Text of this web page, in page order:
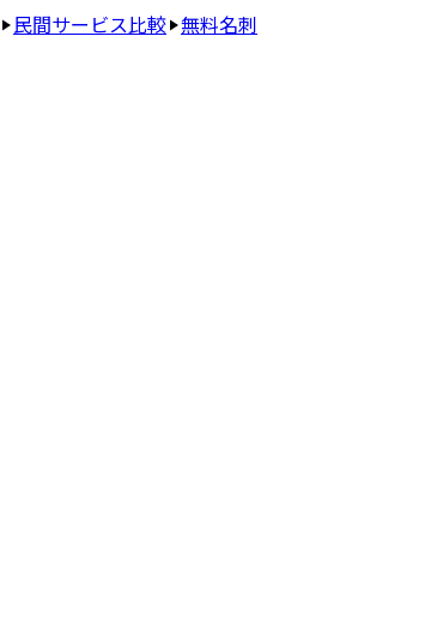
民間サービス比較 無料名刺